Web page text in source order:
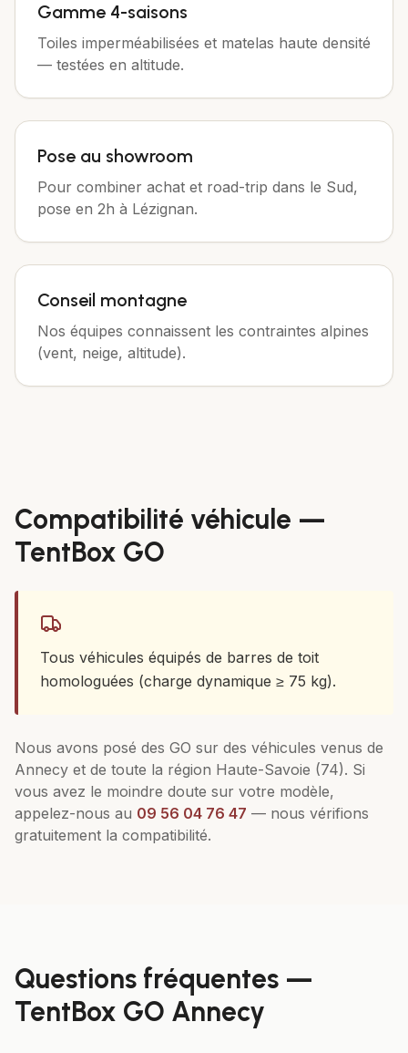
Gamme 4-saisons
Toiles imperméabilisées et matelas haute densité
— testées en altitude.
Pose au showroom
Pour combiner achat et road-trip dans le Sud,
pose en 2h à Lézignan.
Conseil montagne
Nos équipes connaissent les contraintes alpines
(vent, neige, altitude).
Compatibilité véhicule —
TentBox GO
Tous véhicules équipés de barres de toit
homologuées (charge dynamique ≥ 75 kg).
Nous avons posé des GO sur des véhicules venus de
Annecy et de toute la région Haute-Savoie (74). Si
vous avez le moindre doute sur votre modèle,
appelez-nous au 09 56 04 76 47 — nous vérifions
gratuitement la compatibilité.
Questions fréquentes —
TentBox GO Annecy